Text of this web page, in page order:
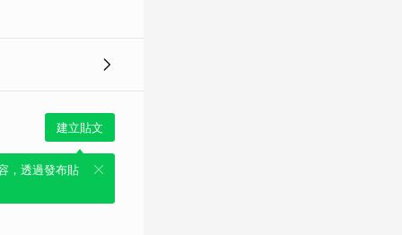
建立貼文
，透過發布貼